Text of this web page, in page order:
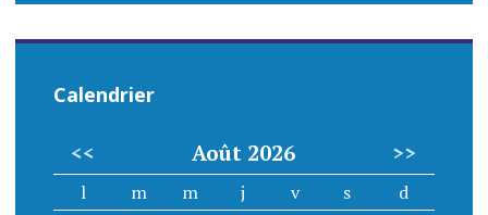
Calendrier
<< Août 2026 >>
l m m j v s
d